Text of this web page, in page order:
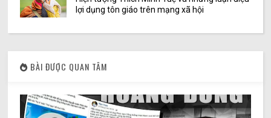
lợi dụng tôn giáo trên mạng xã hội
BÀI ĐƯỢC QUAN TÂM